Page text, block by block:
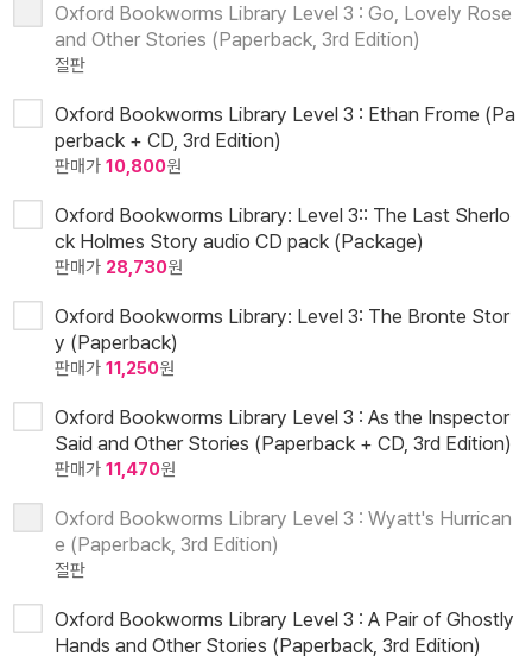
Oxford Bookworms Library Level 3 : Go, Lovely Rose
and Other Stories (Paperback, 3rd Edition)
절판
Oxford Bookworms Library Level 3 : Ethan Frome (Pa
perback + CD, 3rd Edition)
판매가 10,800원
Oxford Bookworms Library: Level 3:: The Last Sherlo
ck Holmes Story audio CD pack (Package)
판매가 28,730원
Oxford Bookworms Library: Level 3: The Bronte Stor
y (Paperback)
판매가 11,250원
Oxford Bookworms Library Level 3 : As the Inspector
Said and Other Stories (Paperback + CD, 3rd Edition)
판매가 11,470원
Oxford Bookworms Library Level 3 : Wyatt's Hurrican
e (Paperback, 3rd Edition)
절판
Oxford Bookworms Library Level 3 : A Pair of Ghostly
Hands and Other Stories (Paperback, 3rd Edition)